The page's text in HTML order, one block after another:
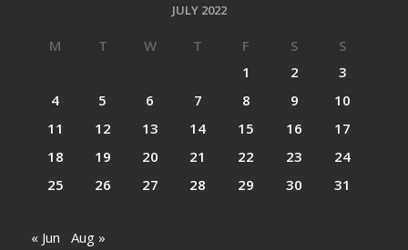
JULY 2022
M T W T F S
S
1
2
3
4
5 6 7 8 9
10
11
12 13 14 15 16
17
18
19 20 21 22 23
24
25
26 27 28 29 30 31
« Jun Aug »